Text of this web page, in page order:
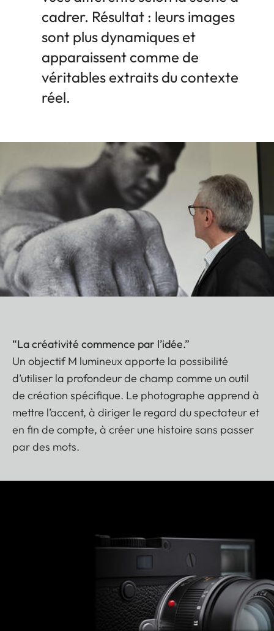
cadrer. Résultat : leurs images
sont plus dynamiques et
apparaissent comme de
véritables extraits du contexte
réel.
“La créativité commence par l’idée.”
Un objectif M lumineux apporte la possibilité
d’utiliser la profondeur de champ comme un outil
de création spécifique. Le photographe apprend à
mettre l’accent, à diriger le regard du spectateur et
en fin de compte, à créer une histoire sans passer
par des mots.